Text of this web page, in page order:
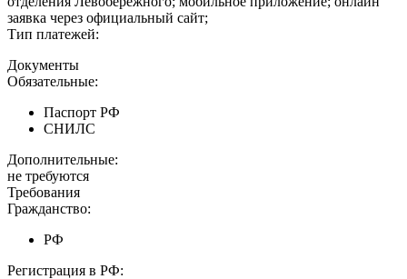
заявка через официальный сайт;
Тип платежей:
Документы
Обязательные:
Паспорт РФ
СНИЛС
Дополнительные:
не требуются
Требования
Гражданство:
РФ
Регистрация в РФ: